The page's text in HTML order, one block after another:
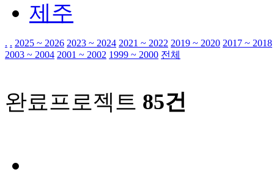
제주
. . 2025 ~ 2026 2023 ~ 2024 2021 ~ 2022 2019 ~ 2020 2017 ~ 2018
2003 ~ 2004 2001 ~ 2002 1999 ~ 2000 전체
완료프로젝트 85건